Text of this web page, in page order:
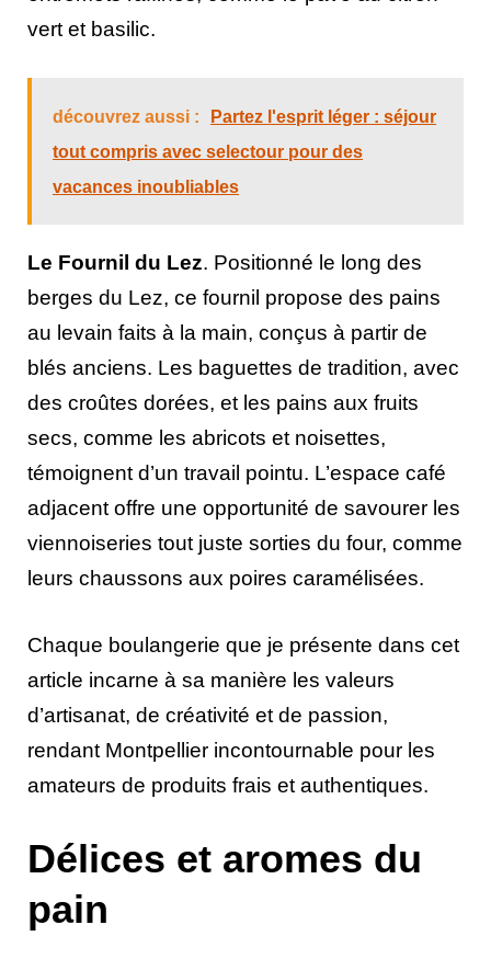
vert et basilic.
découvrez aussi :
Partez l'esprit léger : séjour
tout compris avec selectour pour des
vacances inoubliables
Le Fournil du Lez. Positionné le long des
berges du Lez, ce fournil propose des pains
au levain faits à la main, conçus à partir de
blés anciens. Les baguettes de tradition, avec
des croûtes dorées, et les pains aux fruits
secs, comme les abricots et noisettes,
témoignent d’un travail pointu. L’espace café
adjacent offre une opportunité de savourer les
viennoiseries tout juste sorties du four, comme
leurs chaussons aux poires caramélisées.
Chaque boulangerie que je présente dans cet
article incarne à sa manière les valeurs
d’artisanat, de créativité et de passion,
rendant Montpellier incontournable pour les
amateurs de produits frais et authentiques.
Délices et aromes du
pain